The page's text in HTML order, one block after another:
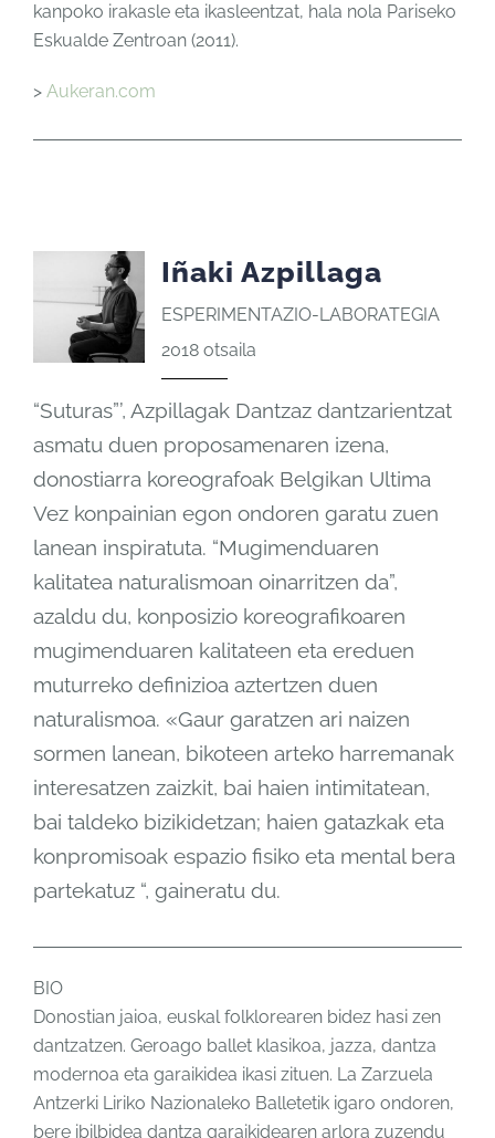
kanpoko irakasle eta ikasleentzat, hala nola Pariseko
Eskualde Zentroan (2011).
> Aukeran.com
Iñaki Azpillaga
ESPERIMENTAZIO-LABORATEGIA
2018 otsaila
“Suturas”’, Azpillagak Dantzaz dantzarientzat
asmatu duen proposamenaren izena,
donostiarra koreografoak Belgikan Ultima
Vez konpainian egon ondoren garatu zuen
lanean inspiratuta. “Mugimenduaren
kalitatea naturalismoan oinarritzen da”,
azaldu du, konposizio koreografikoaren
mugimenduaren kalitateen eta ereduen
muturreko definizioa aztertzen duen
naturalismoa. «Gaur garatzen ari naizen
sormen lanean, bikoteen arteko harremanak
interesatzen zaizkit, bai haien intimitatean,
bai taldeko bizikidetzan; haien gatazkak eta
konpromisoak espazio fisiko eta mental bera
partekatuz “, gaineratu du.
BIO
Donostian jaioa, euskal folklorearen bidez hasi zen
dantzatzen. Geroago ballet klasikoa, jazza, dantza
modernoa eta garaikidea ikasi zituen. La Zarzuela
Antzerki Liriko Nazionaleko Balletetik igaro ondoren,
bere ibilbidea dantza garaikidearen arlora zuzendu